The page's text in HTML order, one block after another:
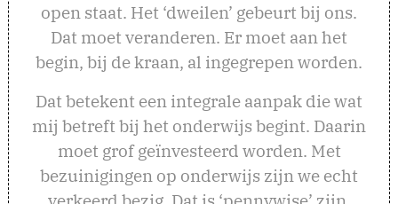
open staat. Het ‘dweilen’ gebeurt bij ons.
Dat moet veranderen. Er moet aan het
begin, bij de kraan, al ingegrepen worden.
Dat betekent een integrale aanpak die wat
mij betreft bij het onderwijs begint. Daarin
moet grof geïnvesteerd worden. Met
bezuinigingen op onderwijs zijn we echt